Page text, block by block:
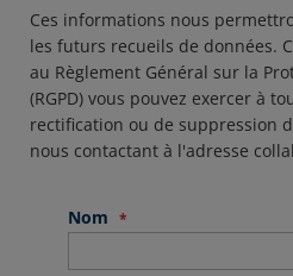
Ces informations nous
les futurs recueils de données.
au Règlement Général sur la
(RGPD) vous pouvez exercer à
rectification ou de suppression
nous contactant à l'adresse
Nom